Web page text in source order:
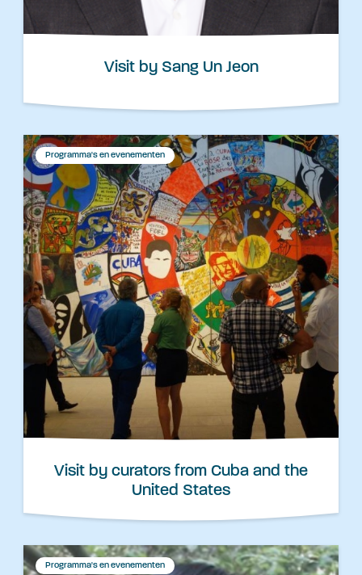
Visit by Sang Un Jeon
Programma's en evenementen
Visit by curators from Cuba and the
United States
Programma's en evenementen